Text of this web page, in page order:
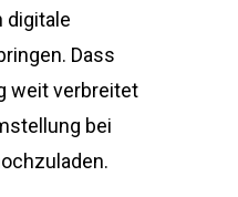
digitale
Dass
weit verbreitet
bei